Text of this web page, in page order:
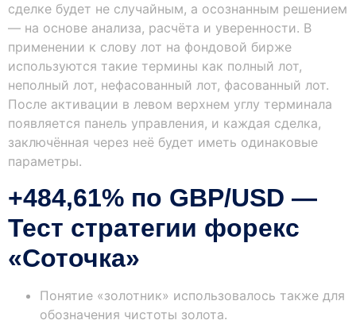
сделке будет не случайным, а осознанным решением
— на основе анализа, расчёта и уверенности. В
применении к слову лот на фондовой бирже
используются такие термины как полный лот,
неполный лот, нефасованный лот, фасованный лот.
После активации в левом верхнем углу терминала
появляется панель управления, и каждая сделка,
заключённая через неё будет иметь одинаковые
параметры.
+484,61% по GBP/USD —
Тест стратегии форекс
«Соточка»
Понятие «золотник» использовалось также для
обозначения чистоты золота.